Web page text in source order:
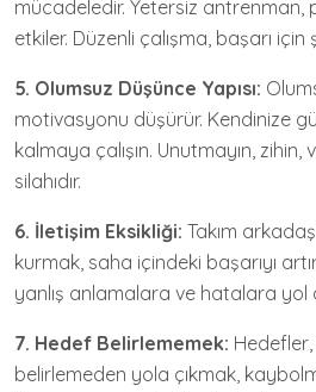
mücadeledir. Yetersiz antrenman,
etkiler. Düzenli çalışma, başarı için
5. Olumsuz Düşünce Yapısı:
motivasyonu düşürür. Kendinize
kalmaya çalışın. Unutmayın,
silahıdır.
6. İletişim Eksikliği: Takım
kurmak, saha içindeki başarıyı
yanlış anlamalara ve hatalara yol
7. Hedef Belirlememek:
belirlemeden yola çıkmak,